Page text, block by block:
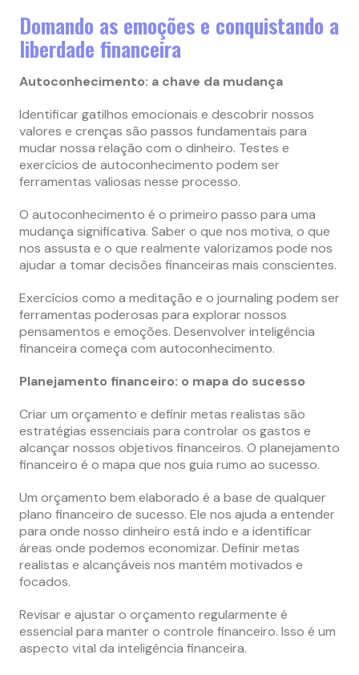
Domando as emoções e conquistando a
liberdade financeira
Autoconhecimento: a chave da mudança
Identificar gatilhos emocionais e descobrir nossos
valores e crenças são passos fundamentais para
mudar nossa relação com o dinheiro. Testes e
exercícios de autoconhecimento podem ser
ferramentas valiosas nesse processo.
O autoconhecimento é o primeiro passo para uma
mudança significativa. Saber o que nos motiva, o que
nos assusta e o que realmente valorizamos pode nos
ajudar a tomar decisões financeiras mais conscientes.
Exercícios como a meditação e o journaling podem ser
ferramentas poderosas para explorar nossos
pensamentos e emoções. Desenvolver inteligência
financeira começa com autoconhecimento.
Planejamento financeiro: o mapa do sucesso
Criar um orçamento e definir metas realistas são
estratégias essenciais para controlar os gastos e
alcançar nossos objetivos financeiros. O planejamento
financeiro é o mapa que nos guia rumo ao sucesso.
Um orçamento bem elaborado é a base de qualquer
plano financeiro de sucesso. Ele nos ajuda a entender
para onde nosso dinheiro está indo e a identificar
áreas onde podemos economizar. Definir metas
realistas e alcançáveis nos mantém motivados e
focados.
Revisar e ajustar o orçamento regularmente é
essencial para manter o controle financeiro. Isso é um
aspecto vital da inteligência financeira.